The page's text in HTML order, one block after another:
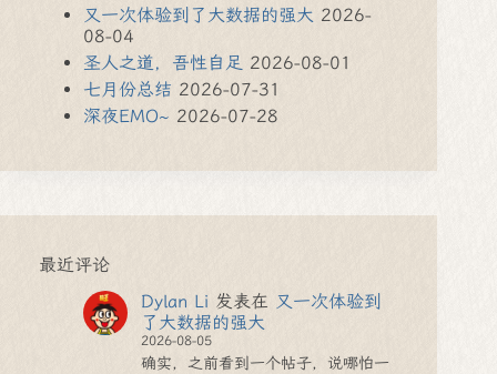
又一次体验到了大数据的强大 2026-
08-04
圣人之道，吾性自足 2026-08-01
七月份总结 2026-07-31
深夜EMO~ 2026-07-28
最近评论
Dylan Li 发表在 又一次体验到
了大数据的强大
2026-08-05
确实，之前看到一个帖子，说哪怕一